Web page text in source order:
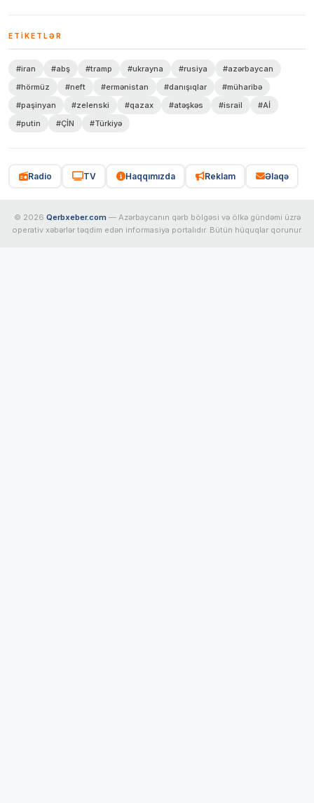
ETIKETLƏR
#iran #abş #tramp #ukrayna #rusiya
#azərbaycan
#hörmüz
#neft #ermənistan #danışıqlar
#müharibə
#paşinyan
#zelenski #qazax #atəşkəs #israil
#Aİ
#putin
#ÇİN #Türkiyə
Radio TV Haqqımızda Reklam Əlaqə
© 2026 Qerbxeber.com — Azərbaycanın qərb bölgəsi və ölkə gündəmi üzrə
operativ xəbərlər təqdim edən informasiya portalıdır. Bütün hüquqlar qorunur.